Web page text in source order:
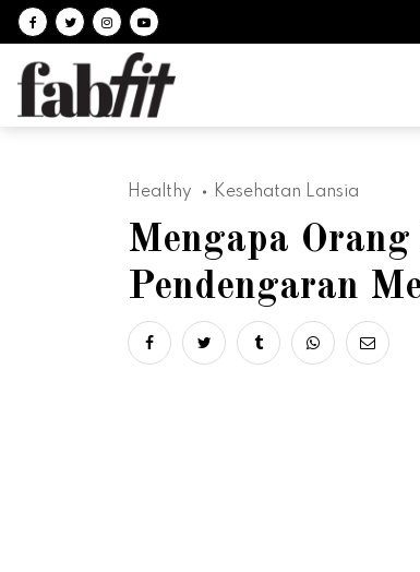
Follow on facebook
Follow on Twitter
Follow on Instagram
Follow on Youtube
Healthy Kesehatan Lansia
Mengapa
Pendengaran
Share on facebook
Share on twitter
Share on tumblr
Share via